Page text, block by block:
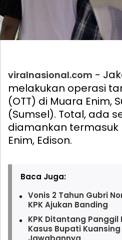
viralnasional.com -
melakukan operasi
(OTT) di Muara Enim,
(Sumsel). Total, ada
diamankan termasuk
Enim, Edison.
Baca Juga:
Vonis 2 Tahun Gubri
KPK Ajukan Banding
KPK Ditantang Panggil
Kasus Bupati